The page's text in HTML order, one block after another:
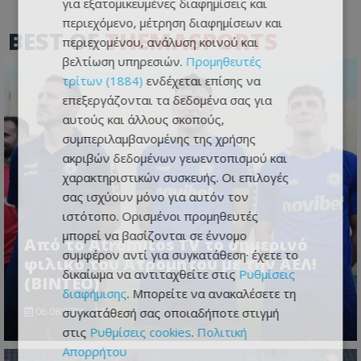
BEST OFTHEMASPORTS
Από το Atromitos TV το σημερινό
φιλικό του Ατρομήτου με την ΑΕΛ!
(ΒΙΝΤΕΟ)
06.08.2026 - 12:14
περιεχόμενο, μέτρηση διαφημίσεων και
περιεχομένου, ανάλυση κοινού και
βελτίωση υπηρεσιών. Προμηθευτές
τρίτων (1884) ενδέχεται επίσης να
επεξεργάζονται τα δεδομένα σας για
αυτούς και άλλους σκοπούς,
συμπεριλαμβανομένης της χρήσης
ακριβών δεδομένων γεωεντοπισμού και
χαρακτηριστικών συσκευής. Οι επιλογές
σας ισχύουν μόνο για αυτόν τον
ιστότοπο. Ορισμένοι προμηθευτές
μπορεί να βασίζονται σε έννομο
συμφέρον αντί για συγκατάθεση· έχετε το
δικαίωμα να αντιταχθείτε στις Ρυθμίσεις
διαφήμισης. Μπορείτε να ανακαλέσετε τη
συγκατάθεσή σας οποιαδήποτε στιγμή
στις Ρυθμίσεις cookies. Πολιτική
Απορρήτου